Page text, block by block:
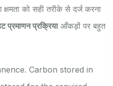
को सही तरीके से दर्ज करना
प्रमाणन प्रक्रियाआँकड़ों पर बहुत
Carbon stored in